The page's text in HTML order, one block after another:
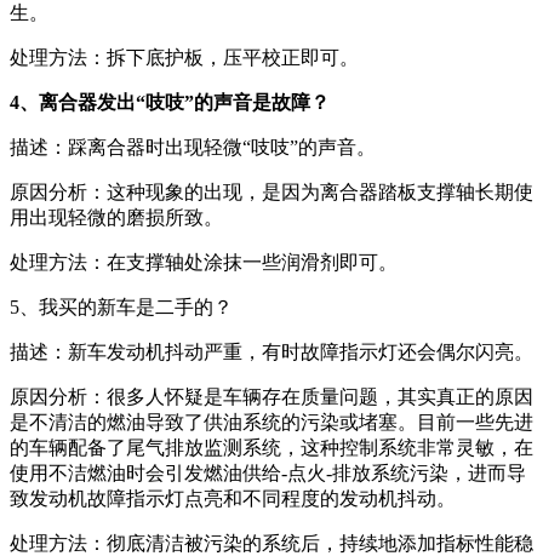
生。
处理方法：拆下底护板，压平校正即可。
4、离合器发出“吱吱”的声音是故障？
描述：踩离合器时出现轻微“吱吱”的声音。
原因分析：这种现象的出现，是因为离合器踏板支撑轴长期使
用出现轻微的磨损所致。
处理方法：在支撑轴处涂抹一些润滑剂即可。
5、我买的新车是二手的？
描述：新车发动机抖动严重，有时故障指示灯还会偶尔闪亮。
原因分析：很多人怀疑是车辆存在质量问题，其实真正的原因
是不清洁的燃油导致了供油系统的污染或堵塞。目前一些先进
的车辆配备了尾气排放监测系统，这种控制系统非常灵敏，在
使用不洁燃油时会引发燃油供给-点火-排放系统污染，进而导
致发动机故障指示灯点亮和不同程度的发动机抖动。
处理方法：彻底清洁被污染的系统后，持续地添加指标性能稳